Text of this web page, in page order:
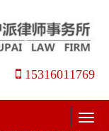
15316011769
菜